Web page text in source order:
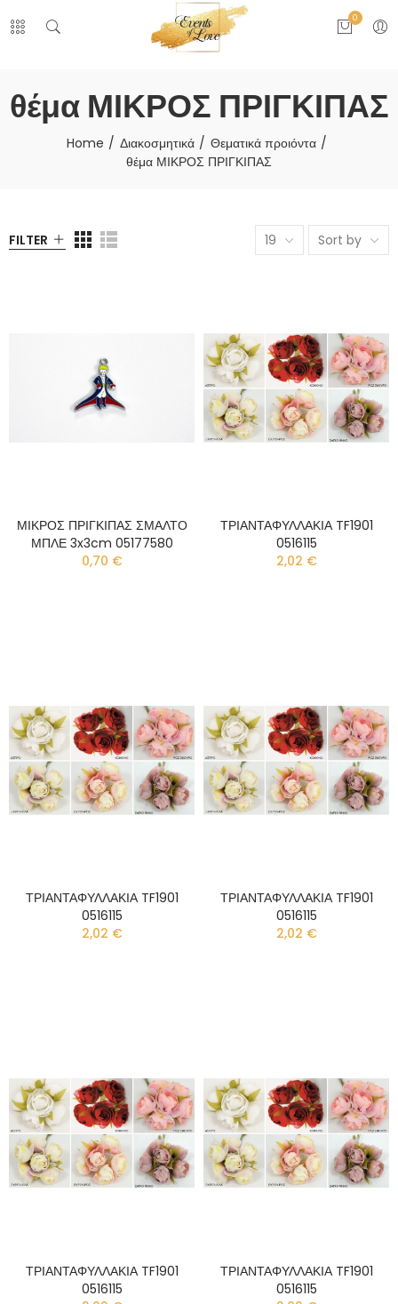
0
θέμα ΜΙΚΡΟΣ ΠΡΙΓΚΙΠΑΣ
Home Διακοσμητικά
Θεματικά προιόντα
θέμα ΜΙΚΡΟΣ ΠΡΙΓΚΙΠΑΣ
FILTER 19 Sort by
ΜΙΚΡΟΣ ΠΡΙΓΚΙΠΑΣ ΣΜΑΛΤΟ
ΜΠΛΕ 3x3cm 05177580
0,70 €
ΤΡΙΑΝΤΑΦΥΛΛΑΚΙΑ TF1901
0516115
2,02 €
ΤΡΙΑΝΤΑΦΥΛΛΑΚΙΑ TF1901
0516115
2,02 €
ΤΡΙΑΝΤΑΦΥΛΛΑΚΙΑ TF1901
0516115
2,02 €
ΤΡΙΑΝΤΑΦΥΛΛΑΚΙΑ TF1901
0516115
ΤΡΙΑΝΤΑΦΥΛΛΑΚΙΑ TF1901
0516115